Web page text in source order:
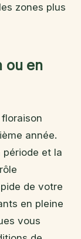
zones plus
ou en
année.
période et la
de votre
en pleine
vous